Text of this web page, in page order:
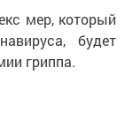
мер, который
будет
гриппа.